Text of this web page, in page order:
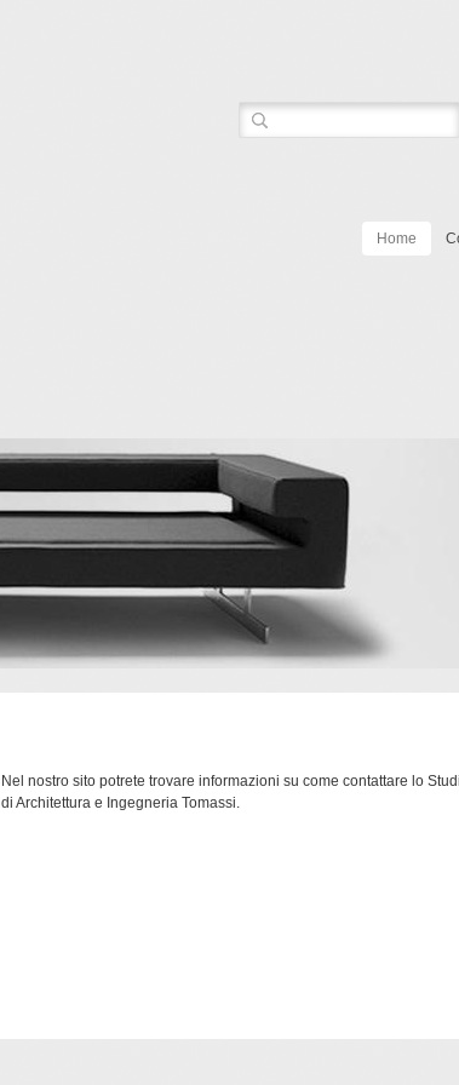
Home
Nel nostro sito potrete trovare informazioni su come contattare lo
di Architettura e Ingegneria Tomassi.